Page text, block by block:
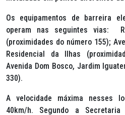
Os equipamentos de barreira
operam nas seguintes vias:
(proximidades do número 155);
Residencial da Ilhas
Avenida Dom Bosco, Jardim
330).
A velocidade máxima nesses
40km/h. Segundo a